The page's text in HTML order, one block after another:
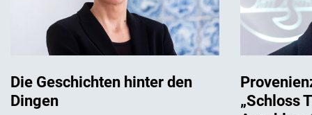
Die Geschichten hinter den
Dingen
„Schloss